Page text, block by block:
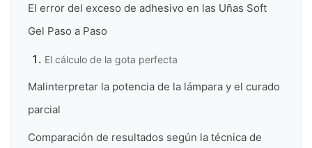
El error del exceso de adhesivo en las Uñas Soft
Gel Paso a Paso
El cálculo de la gota perfecta
Malinterpretar la potencia de la lámpara y el curado
parcial
Comparación de resultados según la técnica de